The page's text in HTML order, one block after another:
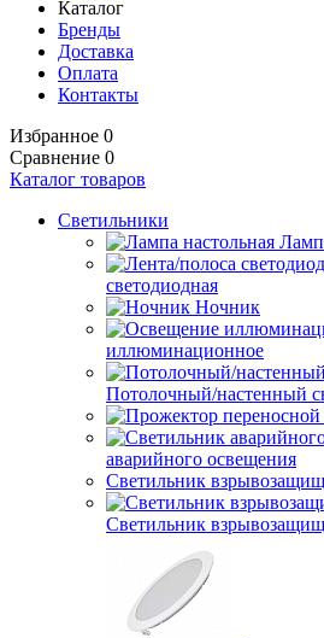
Каталог
Бренды
Доставка
Оплата
Контакты
Избранное 0
Сравнение 0
Каталог товаров
Светильники
светодиодная
Ночник
иллюминационное
Потолочный/настенный
аварийного освещения
Светильник
Светильник